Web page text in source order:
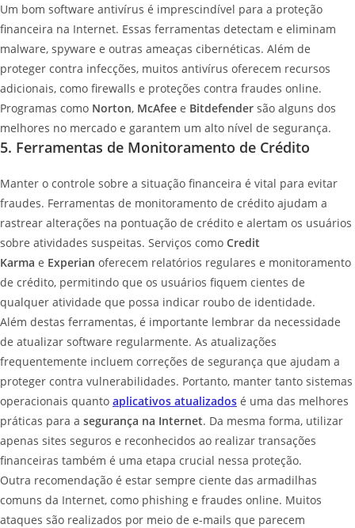
Um bom software antivírus é imprescindível para a proteção
financeira na Internet. Essas ferramentas detectam e eliminam
malware, spyware e outras ameaças cibernéticas. Além de
proteger contra infecções, muitos antivírus oferecem recursos
adicionais, como firewalls e proteções contra fraudes online.
Programas como Norton, McAfee e Bitdefender são alguns dos
melhores no mercado e garantem um alto nível de segurança.
5. Ferramentas de Monitoramento de Crédito
Manter o controle sobre a situação financeira é vital para evitar
fraudes. Ferramentas de monitoramento de crédito ajudam a
rastrear alterações na pontuação de crédito e alertam os usuários
sobre atividades suspeitas. Serviços como Credit
Karma e Experian oferecem relatórios regulares e monitoramento
de crédito, permitindo que os usuários fiquem cientes de
qualquer atividade que possa indicar roubo de identidade.
Além destas ferramentas, é importante lembrar da necessidade
de atualizar software regularmente. As atualizações
frequentemente incluem correções de segurança que ajudam a
proteger contra vulnerabilidades. Portanto, manter tanto sistemas
operacionais quanto aplicativos atualizados é uma das melhores
práticas para a segurança na Internet. Da mesma forma, utilizar
apenas sites seguros e reconhecidos ao realizar transações
financeiras também é uma etapa crucial nessa proteção.
Outra recomendação é estar sempre ciente das armadilhas
comuns da Internet, como phishing e fraudes online. Muitos
ataques são realizados por meio de e-mails que parecem